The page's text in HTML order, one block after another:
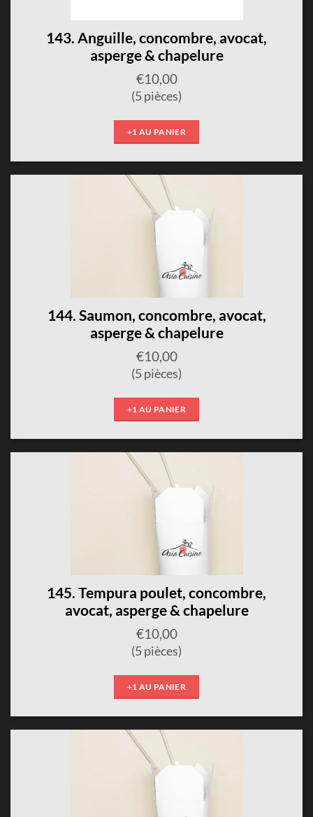
143. Anguille, concombre, avocat,
asperge & chapelure
€10,00
(5 pièces)
+1 AU PANIER
144. Saumon, concombre, avocat,
asperge & chapelure
€10,00
(5 pièces)
+1 AU PANIER
145. Tempura poulet, concombre,
avocat, asperge & chapelure
€10,00
(5 pièces)
+1 AU PANIER